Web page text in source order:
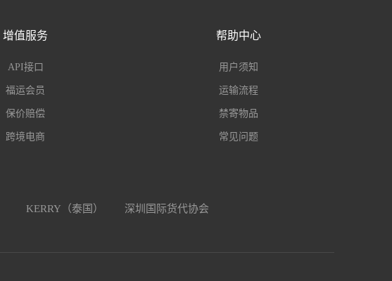
增值服务
API接口
福运会员
保价赔偿
跨境电商
帮助中心
用户须知
运输流程
禁寄物品
常见问题
KERRY（泰国） 深圳国际货代协会